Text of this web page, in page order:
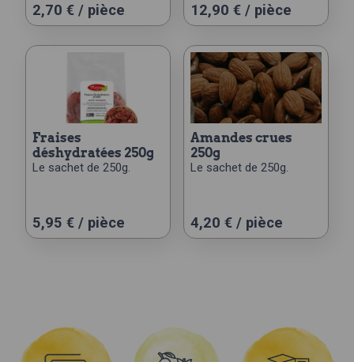
2,70 € / pièce 12,90 € / pièce
fraises
déshydratées 250g
Le sachet de 250g.
5,95 € / pièce
amandes crues
250g
Le sachet de 250g.
4,20 € / pièce